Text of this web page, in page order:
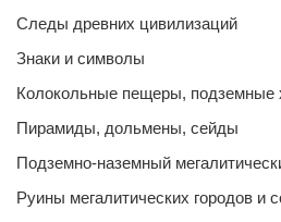
Следы древних цивилизаций
Знаки и символы
Колокольные пещеры, подземные
Пирамиды, дольмены, сейды
Подземно-наземный
Руины мегалитических городов и